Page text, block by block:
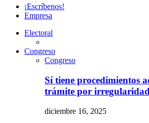
¡Escríbenos!
Empresa
Electoral
Congreso
Congreso
Sí tiene procedimientos
trámite por
diciembre 16, 2025